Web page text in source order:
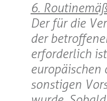
6.
Der für die
der
erforderlich
europäischen
sonstigen